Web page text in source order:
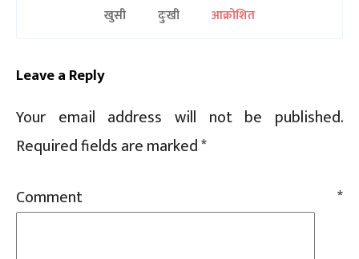
खुसी दुःखी आक्रोशित
Leave a Reply
Your email address will not be published.
Required fields are marked*
Comment *